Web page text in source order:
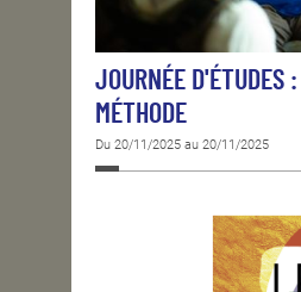
JOURNÉE D'ÉTUDES
MÉTHODE
Du 20/11/2025 au 20/11/2025